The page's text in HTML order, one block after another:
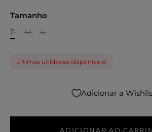
Tamanho
P
M G
Últimas unidades disponíveis!
Adicionar a
ADICIONAR AO